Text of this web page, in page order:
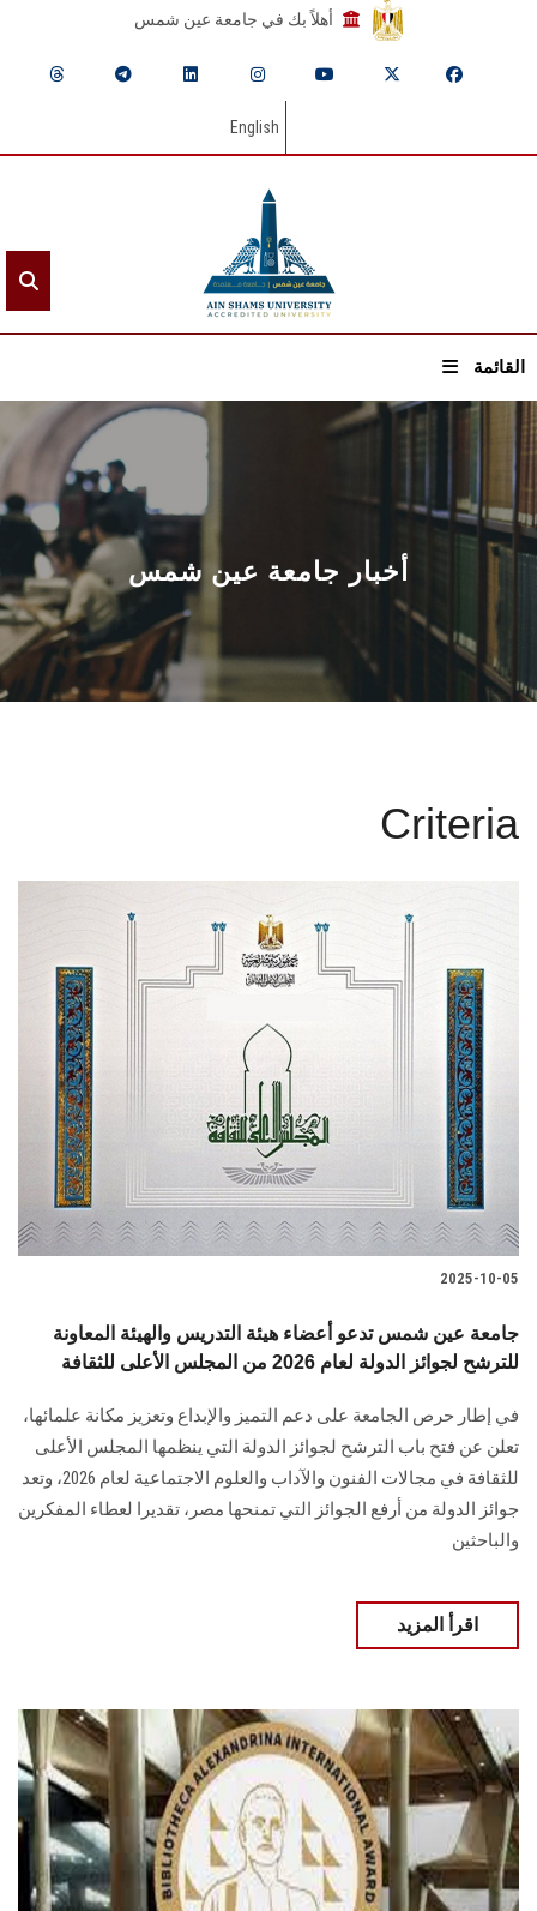
أهلاً بك في جامعة عين شمس
English
القائمة
الرئيسيـة
عن الجامعة
القطاعـات
الشئون الأكاديمية
البحث العلمي
الإعلام
تواصل معنا
الطلاب
هيئة التدريس
الدراسات العليا
الموظفون
الزائـرون
سجل الان
أخبار جامعة عين شمس
Criteria
2025-10-05
جامعة عين شمس تدعو أعضاء هيئة التدريس والهيئة المعاونة
للترشح لجوائز الدولة لعام 2026 من المجلس الأعلى للثقافة
في إطار حرص الجامعة على دعم التميز والإبداع وتعزيز مكانة علمائها،
تعلن عن فتح باب الترشح لجوائز الدولة التي ينظمها المجلس الأعلى
للثقافة في مجالات الفنون والآداب والعلوم الاجتماعية لعام 2026، وتعد
جوائز الدولة من أرفع الجوائز التي تمنحها مصر، تقديرا لعطاء المفكرين
والباحثين
اقرأ المزيد